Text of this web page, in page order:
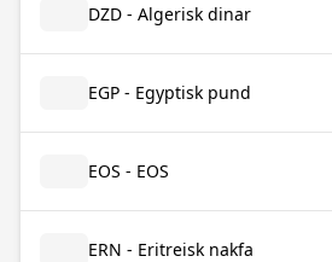
DZD - Algerisk dinar
EGP - Egyptisk pund
EOS - EOS
ERN - Eritreisk nakfa